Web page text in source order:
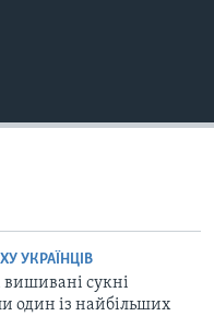
УКРАЇНЦІВ
вишивані сукні
один із найбільших